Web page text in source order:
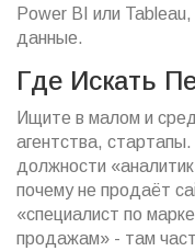
Power BI или
данные.
Где Искать
Ищите в малом и
агентства,
должности
почему не продаёт
«специалист по
продажам» - там